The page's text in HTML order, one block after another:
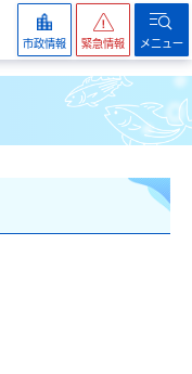
市政情報 緊急情報 メニュー